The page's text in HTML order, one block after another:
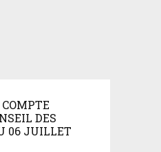
DES
06 JUILLET